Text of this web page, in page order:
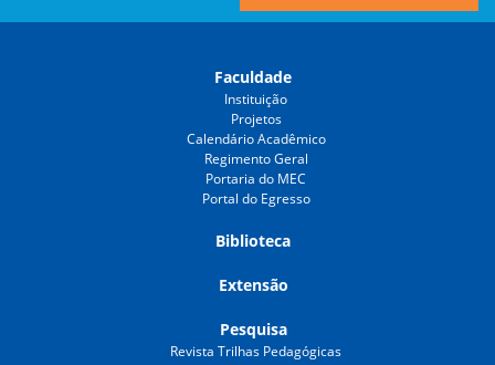
Faculdade
Instituição
Projetos
Calendário Acadêmico
Regimento Geral
Portaria do MEC
Portal do Egresso
Biblioteca
Extensão
Pesquisa
Revista Trilhas Pedagógicas